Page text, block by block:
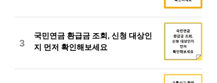
3
국민연금 환급금 조회, 신청 대상인
지 먼저 확인해보세요